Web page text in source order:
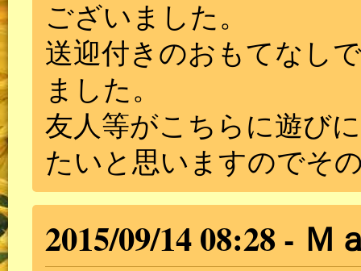
ございました。
送迎付きのおもてなし
ました。
友人等がこちらに遊び
たいと思いますのでそ
2015/09/14 08:28 Ｍ